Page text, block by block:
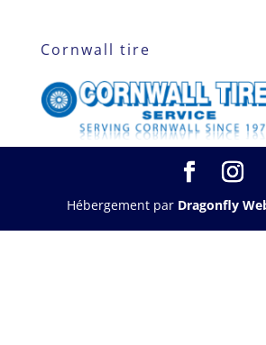
Cornwall tire
Hébergement par Dragonfly